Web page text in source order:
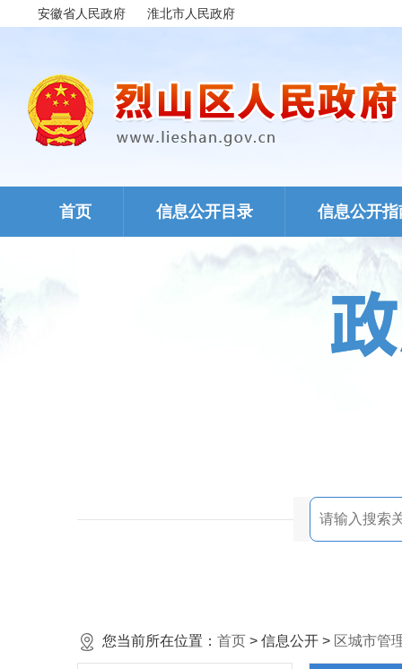
安徽省人民政府 淮北市人民政府
首页 信息公开目录 信息公开指
您当前所在位置： 首页 > 信息公开 > 区城市管